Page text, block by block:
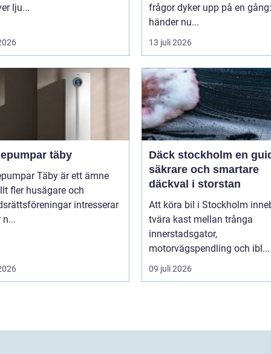
lju...
frågor dyker upp på en
händer nu...
13 juli 2026
täby
Täby är ett ämne
fler husägare och
intresserar
Däck stockholm en guide till
säkrare och smartare
däckval i storstan
Att köra bil i Stockholm
tvära kast mellan trånga
innerstadsgator,
motorvägspendling och ibl...
09 juli 2026